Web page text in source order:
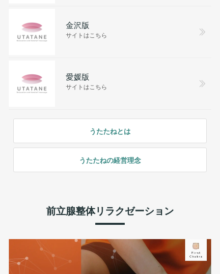
金沢版
サイトはこちら
愛媛版
サイトはこちら
うたたねとは
うたたねの経営理念
前立腺整体リラクゼーション